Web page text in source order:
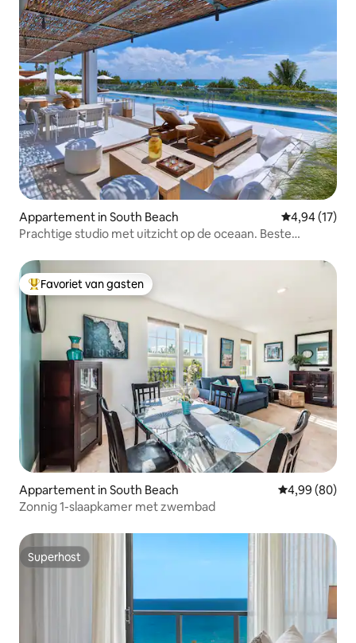
Appartement in South Beach Gemiddelde
4,94 (17)
Prachtige studio met uitzicht op de oceaan. Beste
Topfavoriet van gasten
Favoriet van gasten
Appartement in South Beach Gemiddelde
4,99 (80)
Zonnig 1-slaapkamer met zwembad
Superhost
Superhost